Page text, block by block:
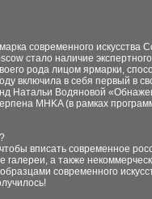
современного искусства
стало наличие
рода лицом ярмарки,
включила в себя первый в
Натальи Водяновой
MHKA (в рамках
вписать современное
а также
современного